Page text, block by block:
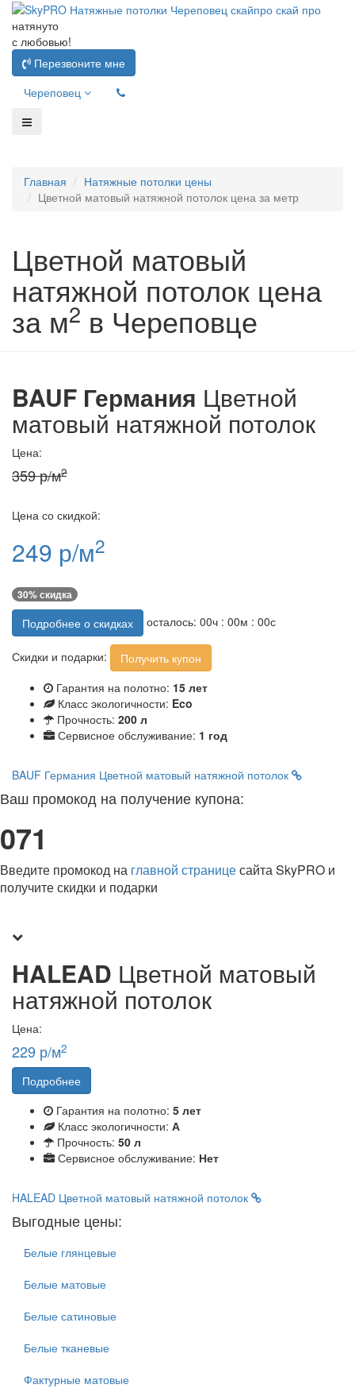
натянуто
с любовью!
Перезвоните мне
Череповец
Главная
Натяжные потолки цены
Цветной матовый натяжной потолок цена за метр
Цветной матовый
натяжной потолок цена
за м2 в Череповце
BAUF Германия Цветной
матовый натяжной потолок
Цена:
359 р/м2
Цена со скидкой:
249 р/м2
30% скидка
Подробнее о скидках осталось: 00ч : 00м : 00с
Скидки и подарки:
Получить купон
Гарантия на полотно: 15 лет
Класс экологичности: Eco
Прочность: 200 л
Сервисное обслуживание: 1 год
BAUF Германия Цветной матовый натяжной потолок
Ваш промокод на получение купона:
071
Введите промокод на главной страницесайта SkyPRO и
получите скидки и подарки
HALEAD Цветной матовый
натяжной потолок
Цена:
229 р/м2
Подробнее
Гарантия на полотно: 5 лет
Класс экологичности: А
Прочность: 50 л
Сервисное обслуживание: Нет
HALEAD Цветной матовый натяжной потолок
Выгодные цены:
Белые глянцевые
Белые матовые
Белые сатиновые
Белые тканевые
Фактурные матовые